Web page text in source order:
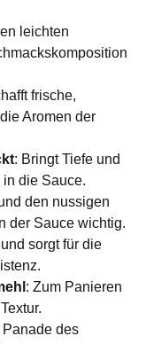
leichten
frische,
Aromen der
: Bringt Tiefe und
die Sauce.
den nussigen
der Sauce wichtig.
sorgt für die
: Zum Panieren
Panade des